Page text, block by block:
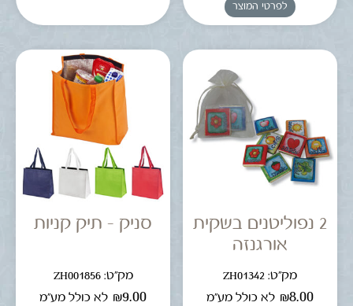
לפרטי המוצר
2 נפוליטנים בשקית
אורגנזה
מק"ט: ZH01342
₪8.00 לא כולל מע"מ
סניק – תיק קניות
מק"ט: ZH001856
₪9.00 לא כולל מע"מ